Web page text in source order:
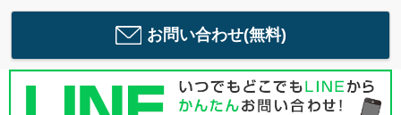
お問い合わせ(無料)